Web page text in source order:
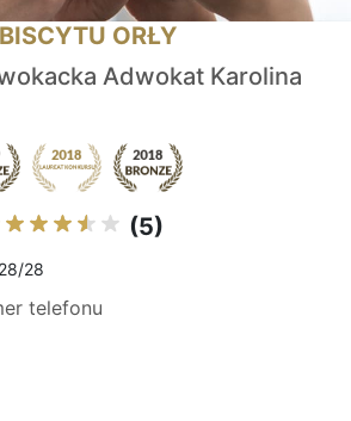
ORŁY
Adwokat Karolina
(5)
28
telefonu